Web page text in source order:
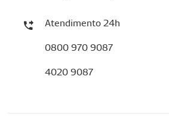
Atendimento 24h
0800 970 9087
4020 9087